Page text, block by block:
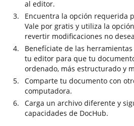
al editor.
Encuentra la opción requerida
Vale por gratis y utiliza la
revertir modificaciones no
Benefíciate de las
tu editor para que tu
ordenado, más estructurado y
Comparte tu documento con
computadora.
Carga un archivo diferente y
capacidades de DocHub.